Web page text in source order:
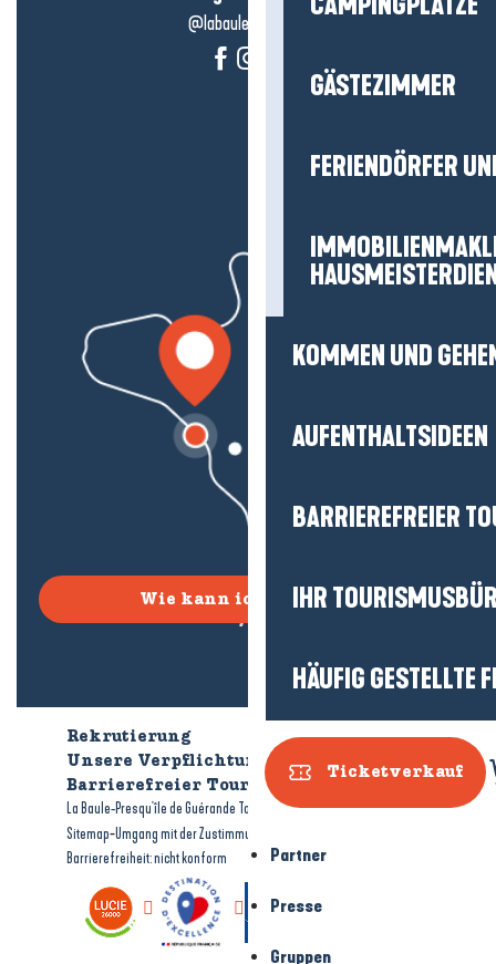
GÄSTEZIMMER
FERIENDÖRFER
KOMMEN UND
AUFENTHALTSIDEEN
BARRIEREFREIER
IHR
HÄUFIG GESTELLTE
Ticketverkauf
Partner
Presse
Gruppen
@labauleguérande
Wie kann ich kommen?
Rekrutierung
Wer sind wir?
Unsere Verpflichtungen
Barrierefreier Tourismus
La Baule-Presqu'île de Guérande Tourismus-Rechtliche Hinweise-
Sitemap-Umgang mit der Zustimmung
Barrierefreiheit: nicht konform